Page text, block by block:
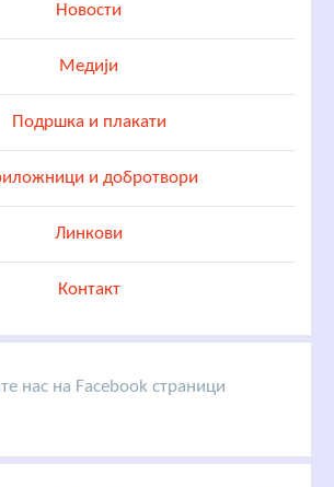
Новости
Медији
Подршка и плакати
и добротвори
Линкови
Контакт
нас на Facebook страници